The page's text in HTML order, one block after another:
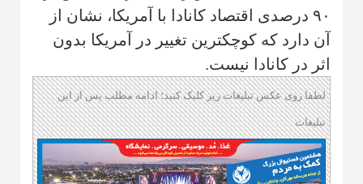
۹۰ درصدی اقتصاد کانادا با آمریکا، نشان از
آن دارد که کوچکترین تغییر در آمریکا بدون
اثر در کانادا نیست.
لطفا روی عکس تبلیغات زیر کلیک کنید؛ ادامه مطلب پس از این
تبلیغات